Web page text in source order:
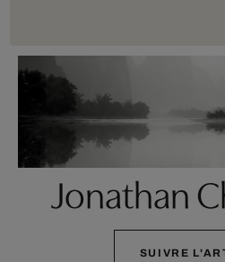
Jonathan
SUIVRE